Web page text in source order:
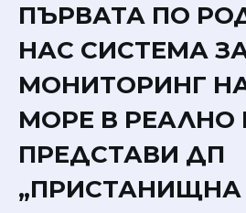
ПЪРВАТА ПО
НАС СИСТЕМА
МОНИТОРИНГ
МОРЕ В РЕАЛНО
ПРЕДСТАВИ ДП
„ПРИСТАНИЩНА